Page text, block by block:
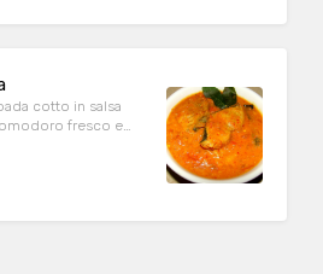
cotto in salsa
fresco e